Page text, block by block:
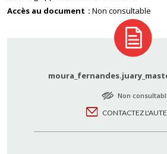
Accès au document
Non consultable
Non
CONTACTEZ